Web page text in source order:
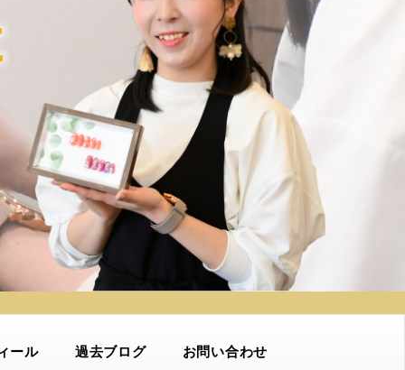
ール 過去ブログ お問い合わせ